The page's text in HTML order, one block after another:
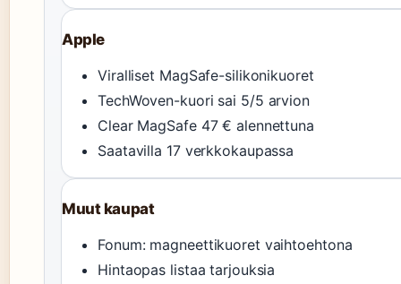
Apple
Viralliset MagSafe-silikonikuoret
TechWoven-kuori sai 5/5 arvion
Clear MagSafe 47 € alennettuna
Saatavilla 17 verkkokaupassa
Muut kaupat
Fonum: magneettikuoret vaihtoehtona
Hintaopas listaa tarjouksia